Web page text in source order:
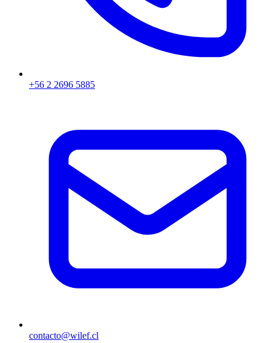
+56 2 2696 5885
contacto@wilef.cl